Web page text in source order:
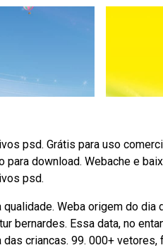
psd. Grátis para uso
download. Webache e
psd.
Weba origem do
bernardes. Essa data, no
criancas. 99. 000+